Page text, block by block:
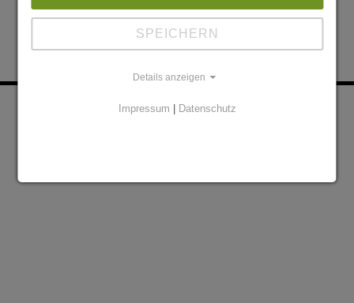
KONTAKT
SPEICHERN
Details anzeigen
Impressum Datenschutz